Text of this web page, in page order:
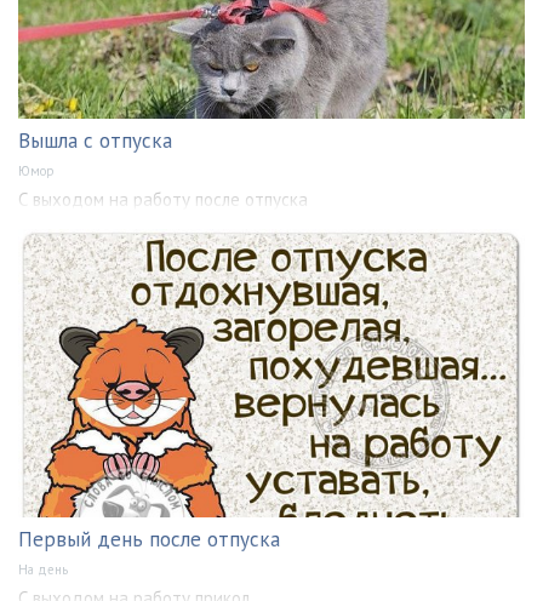
Вышла с отпуска
Юмор
С выходом на работу после отпуска
Первый день после отпуска
На день